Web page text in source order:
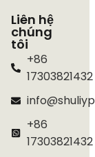
Liên hệ
chúng
tôi
+86
17303821432
+86
17303821432